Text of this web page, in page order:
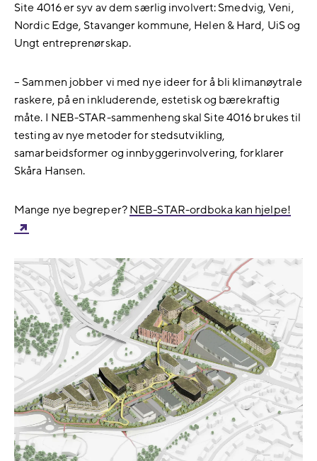
Site 4016 er syv av dem særlig involvert: Smedvig, Veni,
Nordic Edge, Stavanger kommune, Helen & Hard, UiS og
Ungt entreprenørskap.
– Sammen jobber vi med nye ideer for å bli klimanøytrale
raskere, på en inkluderende, estetisk og bærekraftig
måte. I NEB-STAR-sammenheng skal Site 4016 brukes til
testing av nye metoder for stedsutvikling,
samarbeidsformer og innbyggerinvolvering, forklarer
Skåra Hansen.
Mange nye begreper? NEB-STAR-ordboka kan hjelpe!